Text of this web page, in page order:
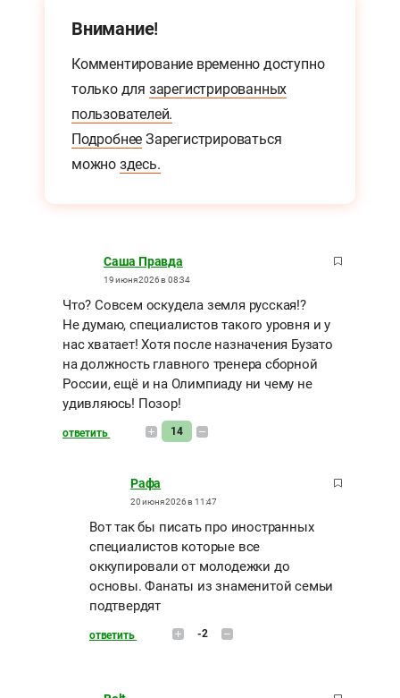
Внимание!
Комментирование временно доступно
только для зарегистрированных
пользователей.
Подробнее Зарегистрироваться
можно здесь.
Саша Правда
19 июня 2026 в 08:34
Что? Совсем оскудела земля русская!?
Не думаю, специалистов такого уровня и у
нас хватает! Хотя после назначения Бузато
на должность главного тренера сборной
России, ещё и на Олимпиаду ни чему не
удивляюсь! Позор!
ответить 14
Рафа
20 июня 2026 в 11:47
Вот так бы писать про иностранных
специалистов которые все
оккупировали от молодежки до
основы. Фанаты из знаменитой семьи
подтвердят
ответить -2